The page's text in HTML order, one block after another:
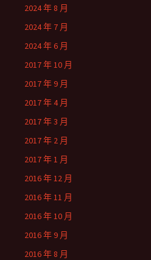
2024 年 8 月
2024 年 7 月
2024 年 6 月
2017 年 10 月
2017 年 9 月
2017 年 4 月
2017 年 3 月
2017 年 2 月
2017 年 1 月
2016 年 12 月
2016 年 11 月
2016 年 10 月
2016 年 9 月
2016 年 8 月